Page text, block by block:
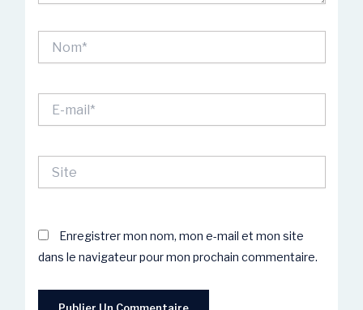
mail*
Enregistrer mon nom, mon e-mail et mon site
dans le navigateur pour mon prochain commentaire.